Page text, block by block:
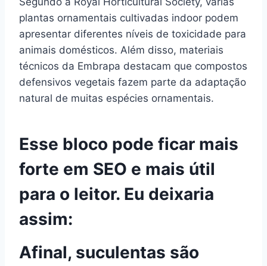
plantas ornamentais cultivadas indoor podem
apresentar diferentes níveis de toxicidade para
animais domésticos. Além disso, materiais
técnicos da Embrapa destacam que compostos
defensivos vegetais fazem parte da adaptação
natural de muitas espécies ornamentais.
Esse bloco pode ficar mais
forte em SEO e mais útil
para o leitor. Eu deixaria
assim:
Afinal, suculentas são